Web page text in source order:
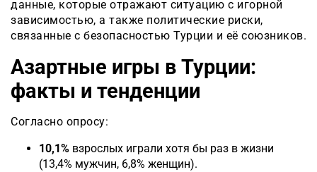
данные, которые отражают ситуацию с игорной
зависимостью, а также политические риски,
связанные с безопасностью Турции и её союзников.
Азартные игры в Турции:
факты и тенденции
Согласно опросу:
10,1% взрослых играли хотя бы раз в жизни
(13,4% мужчин, 6,8% женщин).